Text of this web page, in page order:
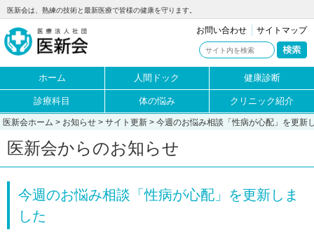
医新会は、熟練の技術と最新医療で皆様の健康を守ります。
お問い合わせ サイトマップ
ホーム 人間ドック 健康診断
診療科目 体の悩み クリニック紹介
医新会ホーム > お知らせ > サイト更新 > 今週のお悩み相談「性病が心配」を更新
医新会からのお知らせ
今週のお悩み相談「性病が心配」を更新しま
した